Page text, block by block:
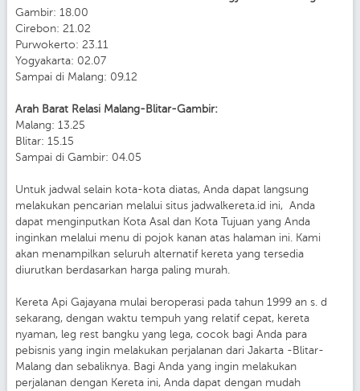
Gambir: 18.00
Cirebon: 21.02
Purwokerto: 23.11
Yogyakarta: 02.07
Sampai di Malang: 09.12
Arah Barat Relasi Malang-Blitar-Gambir:
Malang: 13.25
Blitar: 15.15
Sampai di Gambir: 04.05
Untuk jadwal selain kota-kota diatas, Anda dapat langsung
melakukan pencarian melalui situs jadwalkereta.id ini, Anda
dapat menginputkan Kota Asal dan Kota Tujuan yang Anda
inginkan melalui menu di pojok kanan atas halaman ini. Kami
akan menampilkan seluruh alternatif kereta yang tersedia
diurutkan berdasarkan harga paling murah.
Kereta Api Gajayana mulai beroperasi pada tahun 1999 an s. d
sekarang, dengan waktu tempuh yang relatif cepat, kereta
nyaman, leg rest bangku yang lega, cocok bagi Anda para
pebisnis yang ingin melakukan perjalanan dari Jakarta -Blitar-
Malang dan sebaliknya. Bagi Anda yang ingin melakukan
perjalanan dengan Kereta ini, Anda dapat dengan mudah